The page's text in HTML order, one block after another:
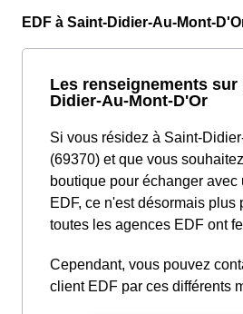
EDF à Saint-Didier-Au-Mont-
Les renseignements sur
Didier-Au-Mont-D'Or
Si vous résidez à Saint-
(69370) et que vous
boutique pour échanger avec
EDF, ce n'est désormais plus
toutes les agences EDF ont
Cependant, vous pouvez
client EDF par ces différents